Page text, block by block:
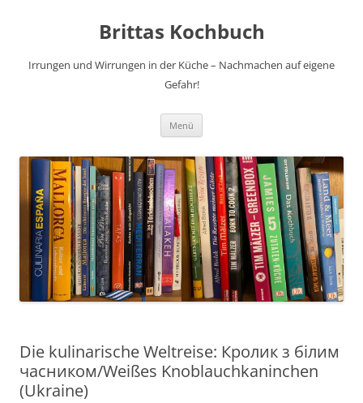
Brittas Kochbuch
Irrungen und Wirrungen in der Küche – Nachmachen auf eigene
Gefahr!
Menü
Die kulinarische Weltreise: Кролик з білим
часником/Weißes Knoblauchkaninchen
(Ukraine)